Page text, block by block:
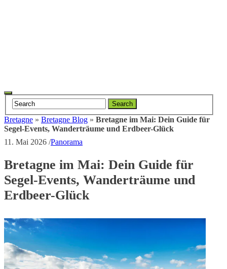
Toggle
navigation
Search
Bretagne » Bretagne Blog » Bretagne im Mai: Dein Guide für
Segel-Events, Wanderträume und Erdbeer-Glück
11. Mai 2026 /Panorama
Bretagne im Mai: Dein Guide für
Segel-Events, Wanderträume und
Erdbeer-Glück